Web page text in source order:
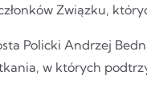
Związku,
Policki Andrzej
w których